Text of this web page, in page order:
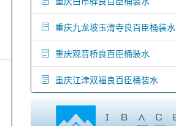
重庆九龙坡玉清寺良百臣桶装水
重庆观音桥良百臣桶装水
重庆江津双福良百臣桶装水